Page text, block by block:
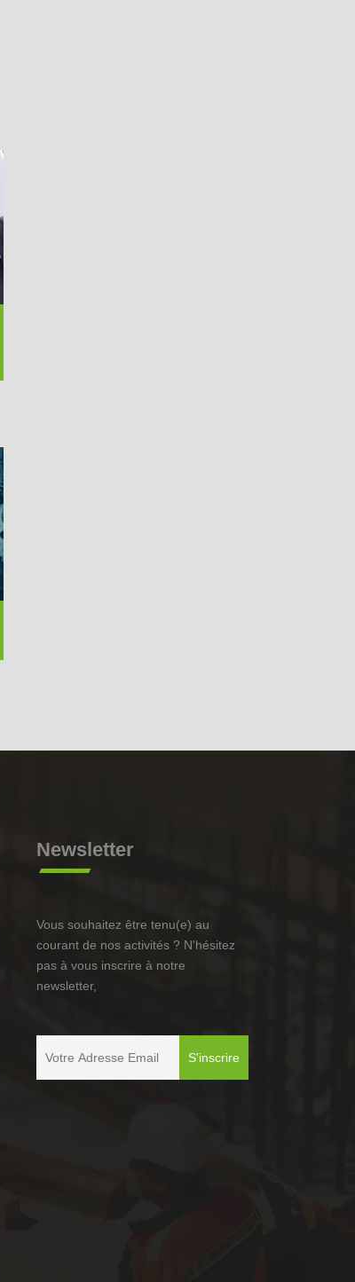
Newsletter
Vous souhaitez être tenu(e) au
courant de nos activités ? N'hésitez
pas à vous inscrire à notre
newsletter,